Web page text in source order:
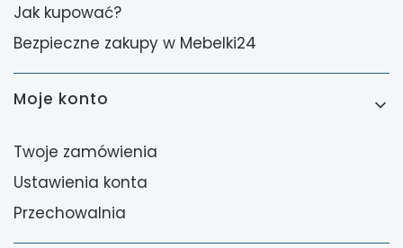
Jak kupować?
Bezpieczne zakupy w Mebelki24
Moje konto
Twoje zamówienia
Ustawienia konta
Przechowalnia